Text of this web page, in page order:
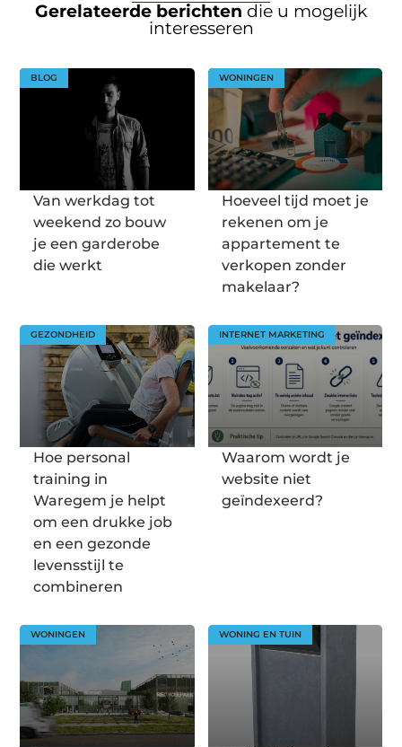
Gerelateerde berichten die u mogelijk
interesseren
BLOG
Van werkdag tot
weekend zo bouw
je een garderobe
die werkt
WONINGEN
Hoeveel tijd moet je
rekenen om je
appartement te
verkopen zonder
makelaar?
GEZONDHEID
Hoe personal
training in
Waregem je helpt
om een drukke job
en een gezonde
levensstijl te
combineren
INTERNET MARKETING
Waarom wordt je
website niet
geïndexeerd?
WONINGEN WONING EN TUIN